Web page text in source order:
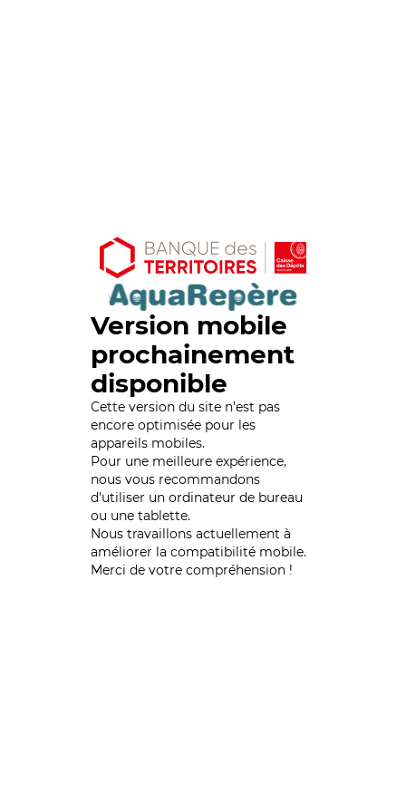
Version mobile
prochainement
disponible
Cette version du site n’est pas
encore optimisée pour les
appareils mobiles.
Pour une meilleure expérience,
nous vous recommandons
d'utiliser un ordinateur de bureau
ou une tablette.
Nous travaillons actuellement à
améliorer la compatibilité mobile.
Merci de votre compréhension !